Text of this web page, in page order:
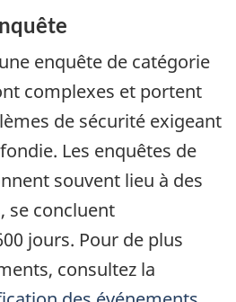
enquête de catégorie
complexes et portent
de sécurité exigeant
Les enquêtes de
souvent lieu à des
se concluent
jours. Pour de plus
consultez la